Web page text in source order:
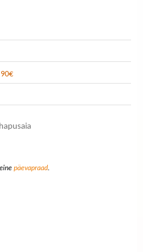
päevapraad.